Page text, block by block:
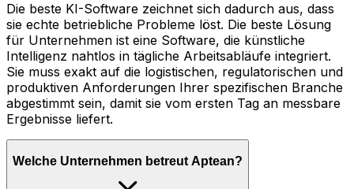
Die beste KI-Software zeichnet sich dadurch aus, dass
sie echte betriebliche Probleme löst. Die beste Lösung
für Unternehmen ist eine Software, die künstliche
Intelligenz nahtlos in tägliche Arbeitsabläufe integriert.
Sie muss exakt auf die logistischen, regulatorischen und
produktiven Anforderungen Ihrer spezifischen Branche
abgestimmt sein, damit sie vom ersten Tag an messbare
Ergebnisse liefert.
Welche Unternehmen betreut Aptean?